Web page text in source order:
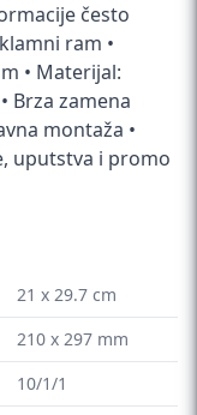
često
ram •
• Materijal:
Brza zamena
montaža •
uputstva i promo
21 x 29.7 cm
210 x 297 mm
10/1/1